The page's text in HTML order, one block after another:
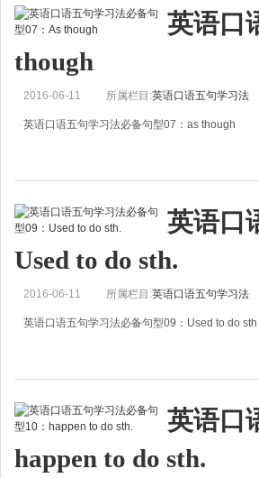
记得一次让我的一个学生造句。我问她：请你翻
英语口
though
2016-06-11 所属栏目:英语口语五句学习法
英语口语五句学习法必备句型07：as though
好像&hellip;
精品五句
普通句
看起来他们像是在打架
英语口
Used to do sth.
2016-06-11 所属栏目:英语口语五句学习法
英语口语五句学习法必备句型09：Used to do sth
过去常常做某事
我们完全可以说，I did&hellip;before。但是
英语口
happen to do sth.